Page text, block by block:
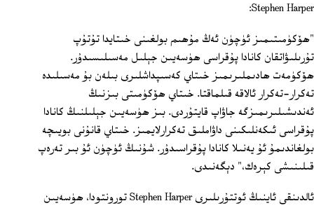
Stephen Harper:
"ھۆكۈمىتىمىز ئۈچۈن ئەڭ مۇھىم بولغىنى خىتايدا تۇتۇپ
تۇرىلىۋاتقان كانادا پۇقراسى ھۈسەيىن جېلىل مەسىلىسىدۇر.
ھۆكۈمەت ھادىملىرىمىز خىتاي كەسىپداشلىرى بىلەن بۇ مەسىلىدە
تەكرار-تەكرار ئالاقە قىلماقتا. خىتاي ھۆكۈمىتى بىزنىڭ
ئەندىشىلىرىمىزگە جاۋاپ قايتۇردى. بىز ھۈسەيىن جېلىلنىڭ كانادا
پۇقراسى ئىكەنلىكىنى داۋاملىق تەكرارلايمىز. خىتاي قانۇنى بويىچە
بولغاندىمۇ ئۇ يەنىلا كانادا پۇقراسىدۇر. شۇنىڭ ئۈچۈن ئۇ بىر تەرەپ
قىلىنىشى كېرەك،" دېگەنىدى.
ئالدىنقى ئاينىڭ ئوتتۇرىلىرى Stephen Harper تورونتودا، ھۈسەيىن